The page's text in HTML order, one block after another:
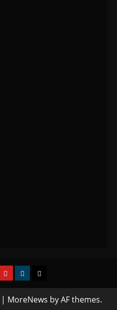
| MoreNews by AF themes.